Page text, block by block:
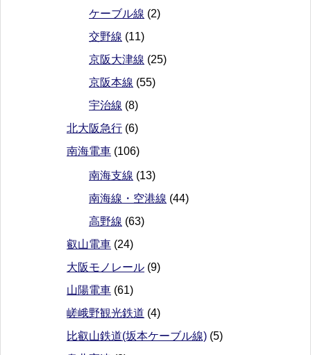
ケーブル線 (2)
交野線 (11)
京阪大津線 (25)
京阪本線 (55)
宇治線 (8)
北大阪急行 (6)
南海電車 (106)
南海支線 (13)
南海線・空港線 (44)
高野線 (63)
叡山電車 (24)
大阪モノレール (9)
山陽電車 (61)
嵯峨野観光鉄道 (4)
比叡山鉄道(坂本ケーブル線) (5)